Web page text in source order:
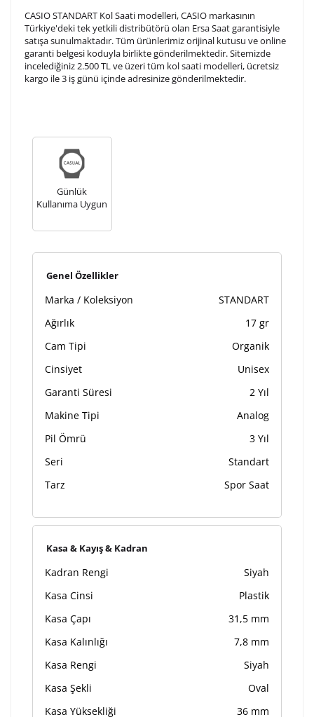
Ön İzleme Kişiselleştir Vazgeç
Kişiselleştirilmiş ürünlerin teslim süresi gravür işleme
sebebi ile 1-2 iş günü uzamaktadır. Gravür İşlemi
CASIO STANDART Kol Saati modelleri, CASIO markasının
Türkiye'deki tek yetkili distribütörü olan Ersa Saat garantisiyle
satışa sunulmaktadır. Tüm ürünlerimiz orijinal kutusu ve online
garanti belgesi koduyla birlikte gönderilmektedir. Sitemizde
incelediğiniz 2.500 TL ve üzeri tüm kol saati modelleri, ücretsiz
kargo ile 3 iş günü içinde adresinize gönderilmektedir.
Günlük
Kullanıma Uygun
Genel Özellikler
Marka / Koleksiyon
STANDART
Ağırlık
17 gr
Cam Tipi
Organik
Cinsiyet
Unisex
Garanti Süresi
2 Yıl
Makine Tipi
Analog
Pil Ömrü
3 Yıl
Seri
Standart
Tarz
Spor Saat
Kasa & Kayış & Kadran
Kadran Rengi
Siyah
Kasa Cinsi
Plastik
Kasa Çapı
31,5 mm
Kasa Kalınlığı
7,8 mm
Kasa Rengi
Siyah
Kasa Şekli
Oval
Kasa Yüksekliği
36 mm